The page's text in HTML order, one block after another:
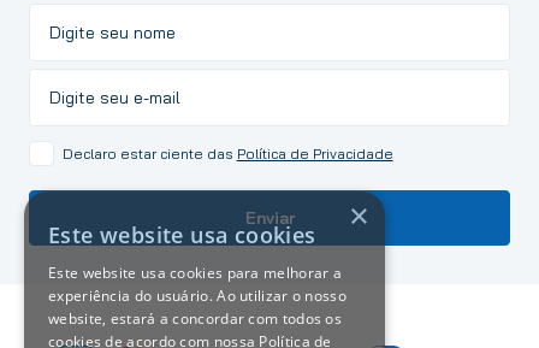
Declaro estar ciente das Política de Privacidade
Enviar ×
Este website usa cookies
Este website usa cookies para melhorar a
experiência do usuário. Ao utilizar o nosso
website, estará a concordar com todos os
cookies de acordo com nossa Política de